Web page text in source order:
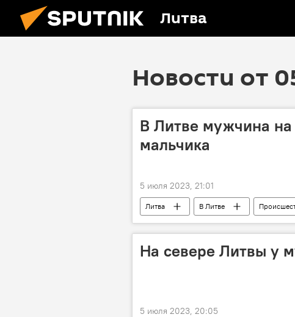
Литва
Новости от
В Литве мужчина на
мальчика
5 июля 2023, 21:01
Литва В Литве
На севере Литвы у
5 июля 2023, 20:05